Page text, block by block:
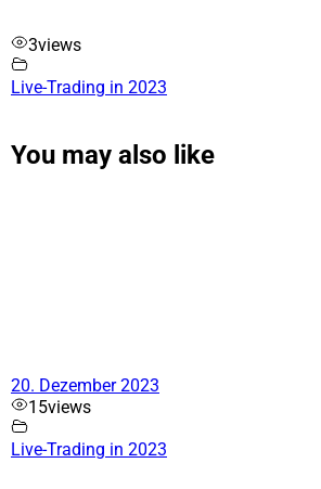
3views
Live-Trading in 2023
You may also like
20. Dezember 2023
15views
Live-Trading in 2023